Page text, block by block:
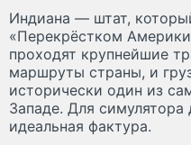
Индиана — штат,
«Перекрёстком
проходят крупнейшие
маршруты страны, и
исторически один из
Западе. Для
идеальная фактура.